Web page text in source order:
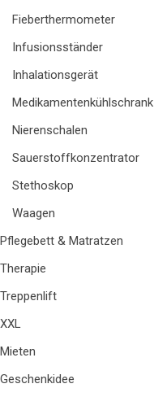
Fieberthermometer
Infusionsständer
Inhalationsgerät
Medikamentenkühlschrank
Nierenschalen
Sauerstoffkonzentrator
Stethoskop
Waagen
Pflegebett & Matratzen
Therapie
Treppenlift
XXL
Mieten
Geschenkidee